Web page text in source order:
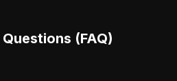
(FAQ)